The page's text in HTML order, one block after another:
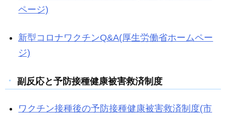
ページ)
新型コロナワクチンQ&A(厚生労働省ホームペー
ジ)
副反応と予防接種健康被害救済制度
ワクチン接種後の予防接種健康被害救済制度(市